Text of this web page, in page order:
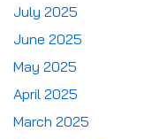
July 2025
June 2025
May 2025
April 2025
March 2025